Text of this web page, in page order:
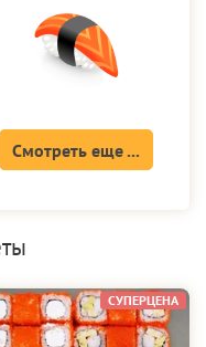
Смотреть еще ...
СУПЕРЦЕНА